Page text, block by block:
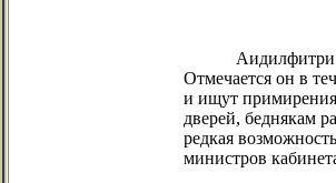
Аидилфитри
Отмечается он в
и ищут
дверей, беднякам
редкая
министров